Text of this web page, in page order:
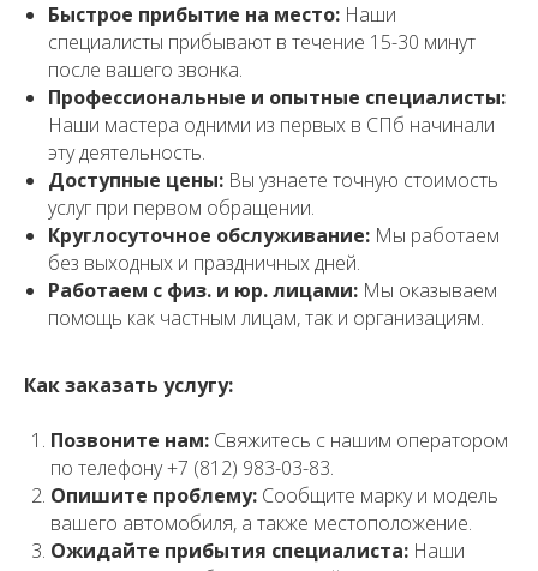
Быстрое прибытие на место: Наши
специалисты прибывают в течение 15-30 минут
после вашего звонка.
Профессиональные и опытные специалисты:
Наши мастера одними из первых в СПб начинали
эту деятельность.
Доступные цены: Вы узнаете точную стоимость
услуг при первом обращении.
Круглосуточное обслуживание: Мы работаем
без выходных и праздничных дней.
Работаем с физ. и юр. лицами: Мы оказываем
помощь как частным лицам, так и организациям.
Как заказать услугу:
Позвоните нам: Свяжитесь с нашим оператором
по телефону +7 (812) 983-03-83.
Опишите проблему: Сообщите марку и модель
вашего автомобиля, а также местоположение.
Ожидайте прибытия специалиста: Наши